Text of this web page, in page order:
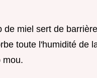
de miel sert de
toute l'humidité de
mou.